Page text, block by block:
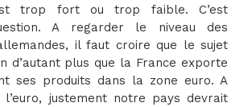
trop fort ou trop faible. C’est
A regarder le niveau des
il faut croire que le sujet
d’autant plus que la France exporte
ses produits dans la zone euro. A
l’euro, justement notre pays devrait